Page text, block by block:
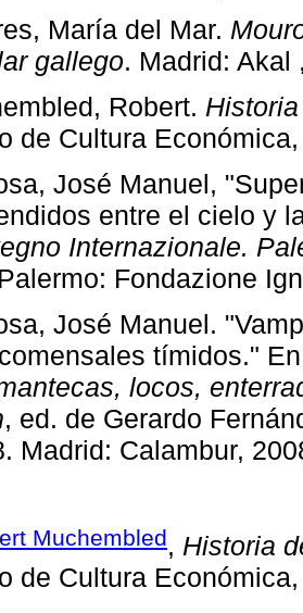
María del Mar.
gallego. Madrid:
Robert.
de Cultura
José Manuel,
entre el cielo y
Internazionale.
Fondazione
José Manuel.
tímidos."
locos,
, ed. de Gerardo
Madrid: Calambur,
Muchembled, Historia
de Cultura